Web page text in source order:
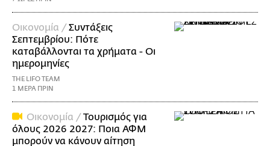
Οικονομία /Συντάξεις
Σεπτεμβρίου: Πότε
καταβάλλονται τα χρήματα - Οι
ημερομηνίες
THE LIFO TEAM
1 ΜΕΡΑ ΠΡΙΝ
Οικονομία /Τουρισμός για
όλους 2026 2027: Ποια ΑΦΜ
μπορούν να κάνουν αίτηση